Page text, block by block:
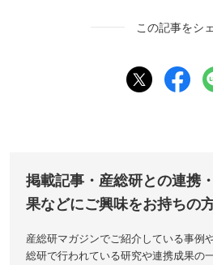
この記事をシ
掲載記事・産総研との連携
果などにご興味をお持ちの
産総研マガジンでご紹介している事例
総研で行われている研究や連携成果の